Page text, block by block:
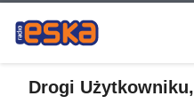
Drogi Użytkowniku,